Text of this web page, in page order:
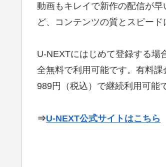
動画もキレイで新作の配信が
ど、コンテンツの質とスピード
U-NEXTにはじめて登録する場
全無料で利用可能です。有料
989円（税込）で継続利用可能
⇒U-NEXT公式サイトはこちら